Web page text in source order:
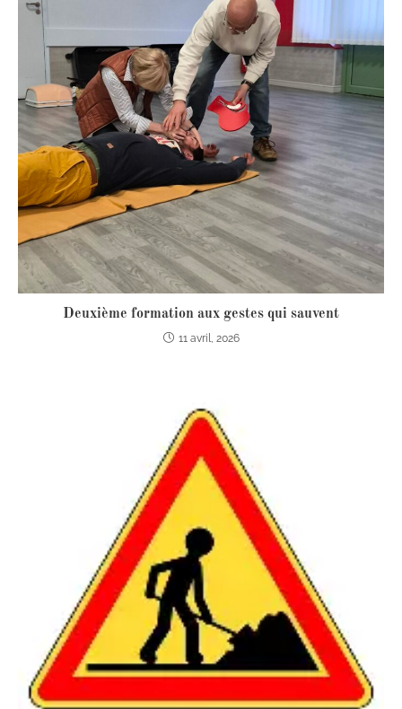
Deuxième formation aux gestes qui sauvent
11 avril, 2026